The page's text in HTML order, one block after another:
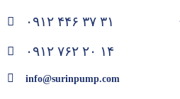
۰۹۱۲ ۴۴۶ ۳۷ ۳۱
۰۹۱۲ ۷۶۲ ۲۰ ۱۴
info@surinpump.com